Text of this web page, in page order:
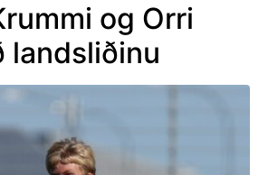
og Orri
landsliðinu